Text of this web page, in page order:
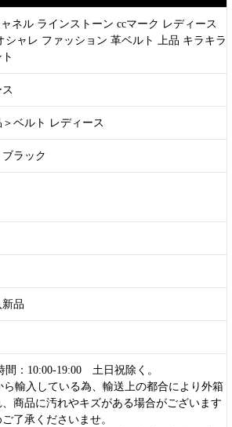
ャネル ラインストーン ccマーク レディース
シャレ ファッション 革ベルト 上品 キラキラ
ベルト レディース
ラック
品
：10:00-19:00 土日祝除く。
輸入している為、輸送上の都合により外箱
商品に汚れやキズがある場合がございます
了承くださいませ。